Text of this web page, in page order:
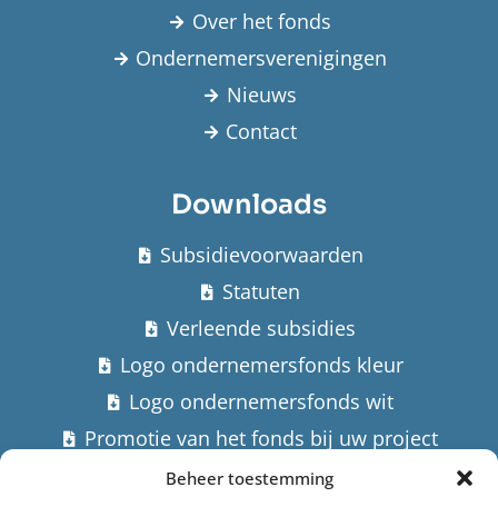
Beheer toestemming
Over het fonds
Ondernemersverenigingen
Nieuws
Contact
Downloads
Subsidievoorwaarden
Statuten
Verleende subsidies
Logo ondernemersfonds kleur
Logo ondernemersfonds wit
Promotie van het fonds bij uw project